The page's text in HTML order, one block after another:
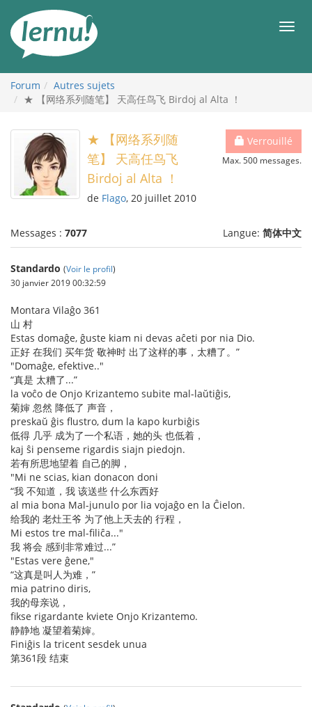
contenu
Forum
Autres sujets
★ 【网络系列随笔】 天高任鸟飞 Birdoj al Alta ！
Verrouillé
Max. 500 messages.
★ 【网络系列随
笔】 天高任鸟飞
Birdoj al Alta ！
de Flago, 20 juillet 2010
Messages : 7077 Langue: 简体中文
Standardo (Voir le profil)
30 janvier 2019 00:32:59
Montara Vilaĝo 361
山 村
Estas domaĝe, ĝuste kiam ni devas aĉeti por nia Dio.
正好 在我们 买年货 敬神时 出了这样的事，太糟了。”
"Domaĝe, efektive.."
“真是 太糟了...”
la voĉo de Onjo Krizantemo subite mal-laŭtiĝis,
菊婶 忽然 降低了 声音，
preskaŭ ĝis flustro, dum la kapo kurbiĝis
低得 几乎 成为了一个私语，她的头 也低着，
kaj ŝi penseme rigardis siajn piedojn.
若有所思地望着 自己的脚，
"Mi ne scias, kian donacon doni
“我 不知道，我 该送些 什么东西好
al mia bona Mal-junulo por lia vojaĝo en la Ĉielon.
给我的 老灶王爷 为了他上天去的 行程，
Mi estos tre mal-filiĉa..."
我 将会 感到非常难过...”
"Estas vere ĝene,"
“这真是叫人为难，”
mia patrino diris,
我的母亲说，
fikse rigardante kviete Onjo Krizantemo.
静静地 凝望着菊婶。
Finiĝis la tricent sesdek unua
第361段 结束